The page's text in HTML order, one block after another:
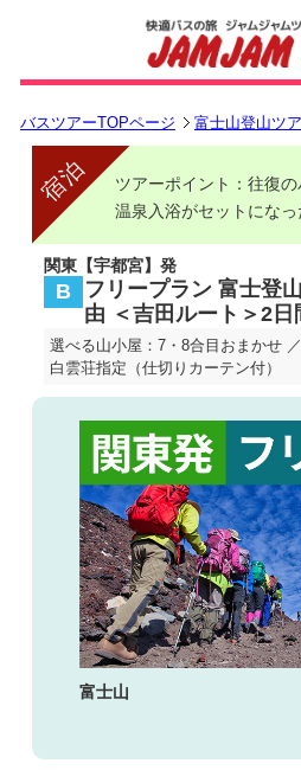
バスツアーTOPページ 富士山登山ツ
ツアーポイント：往復
温泉入浴がセットにな
宿泊
関東【宇都宮】発
B
フリープラン 富士登
由 ＜吉田ルート＞2日
選べる山小屋：7・8合目おまかせ
白雲荘指定（仕切りカーテン付）
富士山